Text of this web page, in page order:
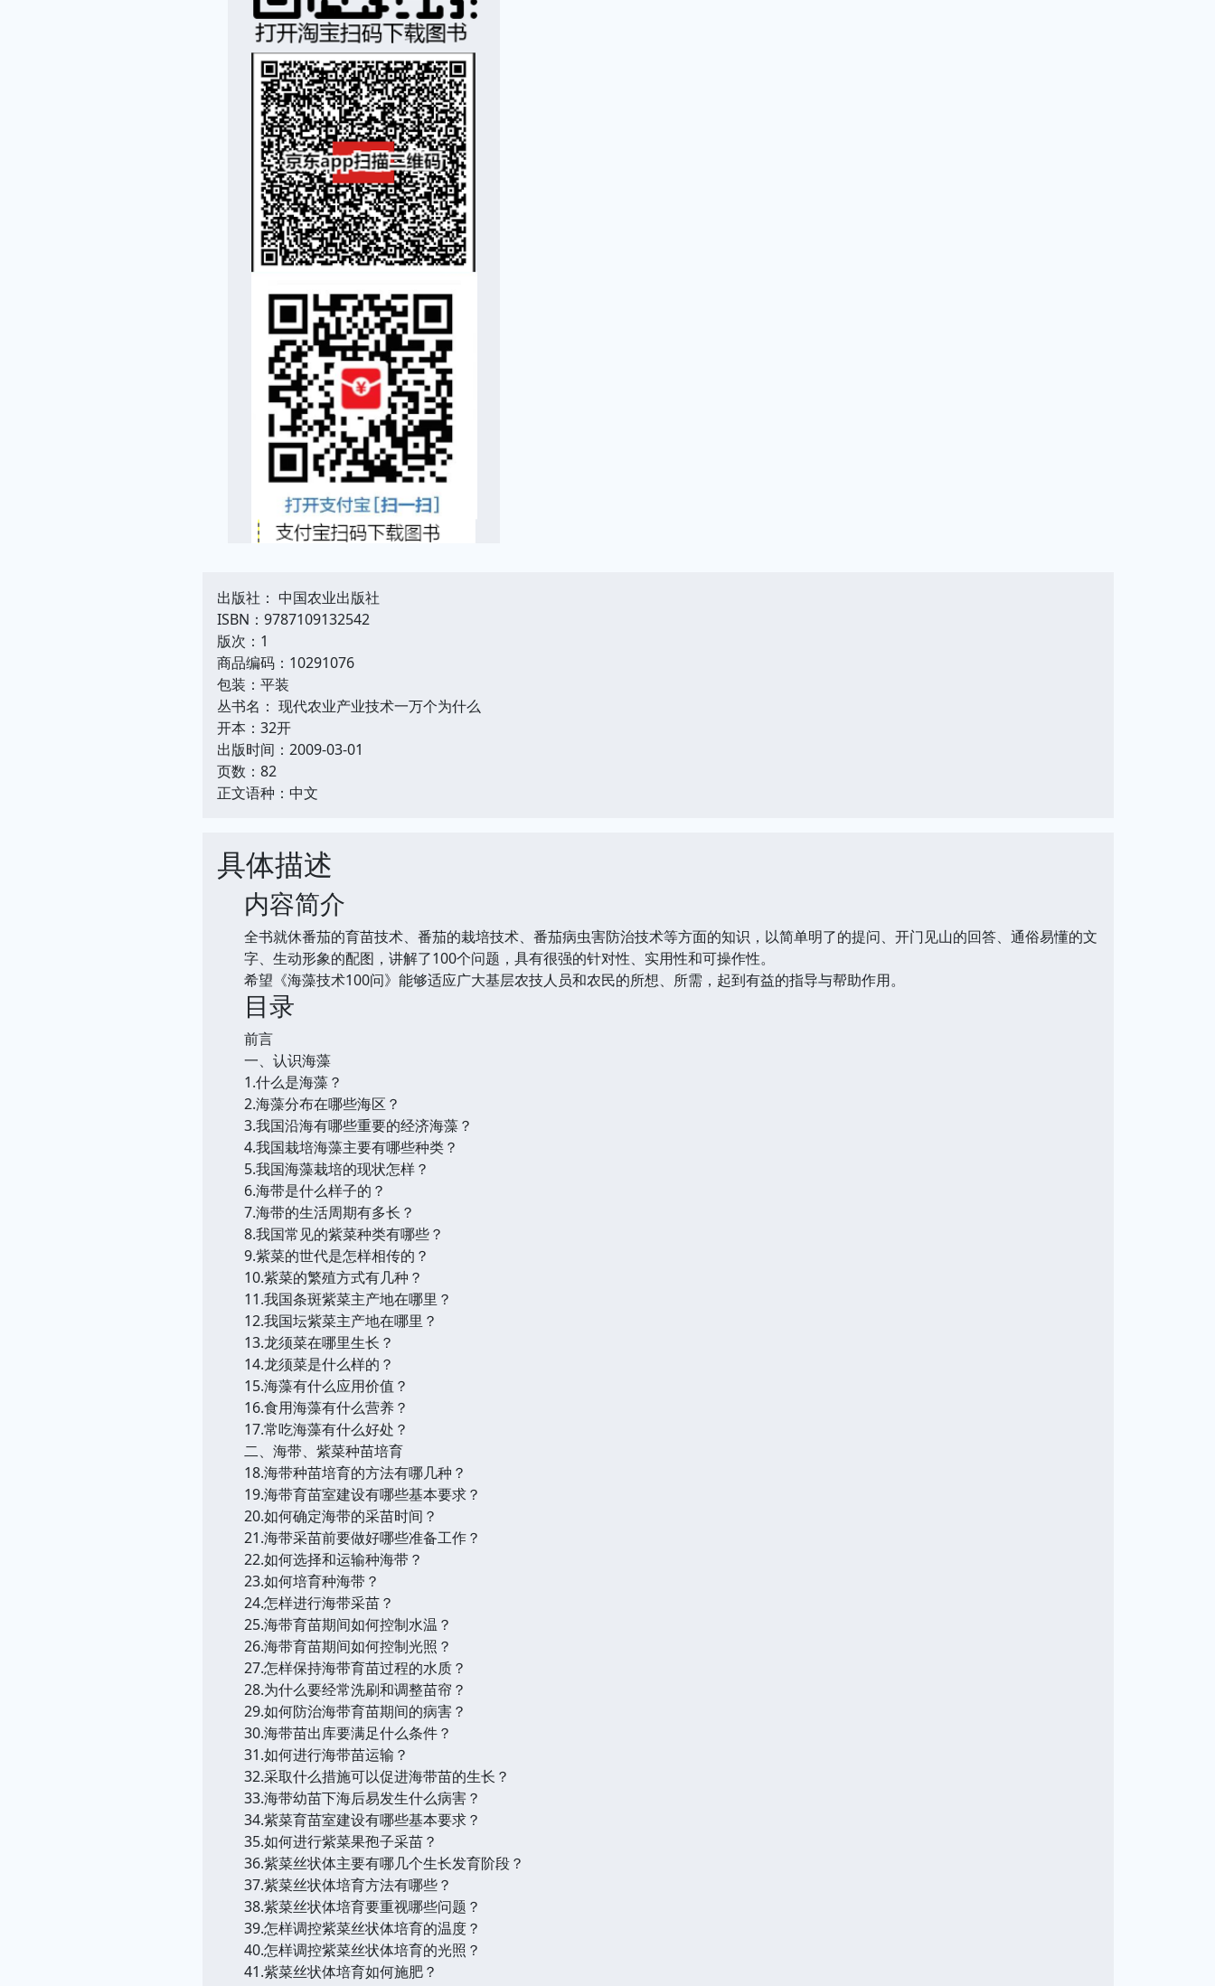
出版社： 中国农业出版社
ISBN：9787109132542
版次：1
商品编码：10291076
包装：平装
丛书名： 现代农业产业技术一万个为什么
开本：32开
出版时间：2009-03-01
页数：82
正文语种：中文
具体描述
内容简介
全书就休番茄的育苗技术、番茄的栽培技术、番茄病虫害防治技术等方面的知识，以简单明了的提问、开门见山的回答、通俗易懂的文
字、生动形象的配图，讲解了100个问题，具有很强的针对性、实用性和可操作性。
希望《海藻技术100问》能够适应广大基层农技人员和农民的所想、所需，起到有益的指导与帮助作用。
目录
前言
一、认识海藻
1.什么是海藻？
2.海藻分布在哪些海区？
3.我国沿海有哪些重要的经济海藻？
4.我国栽培海藻主要有哪些种类？
5.我国海藻栽培的现状怎样？
6.海带是什么样子的？
7.海带的生活周期有多长？
8.我国常见的紫菜种类有哪些？
9.紫菜的世代是怎样相传的？
10.紫菜的繁殖方式有几种？
11.我国条斑紫菜主产地在哪里？
12.我国坛紫菜主产地在哪里？
13.龙须菜在哪里生长？
14.龙须菜是什么样的？
15.海藻有什么应用价值？
16.食用海藻有什么营养？
17.常吃海藻有什么好处？
二、海带、紫菜种苗培育
18.海带种苗培育的方法有哪几种？
19.海带育苗室建设有哪些基本要求？
20.如何确定海带的采苗时间？
21.海带采苗前要做好哪些准备工作？
22.如何选择和运输种海带？
23.如何培育种海带？
24.怎样进行海带采苗？
25.海带育苗期间如何控制水温？
26.海带育苗期间如何控制光照？
27.怎样保持海带育苗过程的水质？
28.为什么要经常洗刷和调整苗帘？
29.如何防治海带育苗期间的病害？
30.海带苗出库要满足什么条件？
31.如何进行海带苗运输？
32.采取什么措施可以促进海带苗的生长？
33.海带幼苗下海后易发生什么病害？
34.紫菜育苗室建设有哪些基本要求？
35.如何进行紫菜果孢子采苗？
36.紫菜丝状体主要有哪几个生长发育阶段？
37.紫菜丝状体培育方法有哪些？
38.紫菜丝状体培育要重视哪些问题？
39.怎样调控紫菜丝状体培育的温度？
40.怎样调控紫菜丝状体培育的光照？
41.紫菜丝状体培育如何施肥？